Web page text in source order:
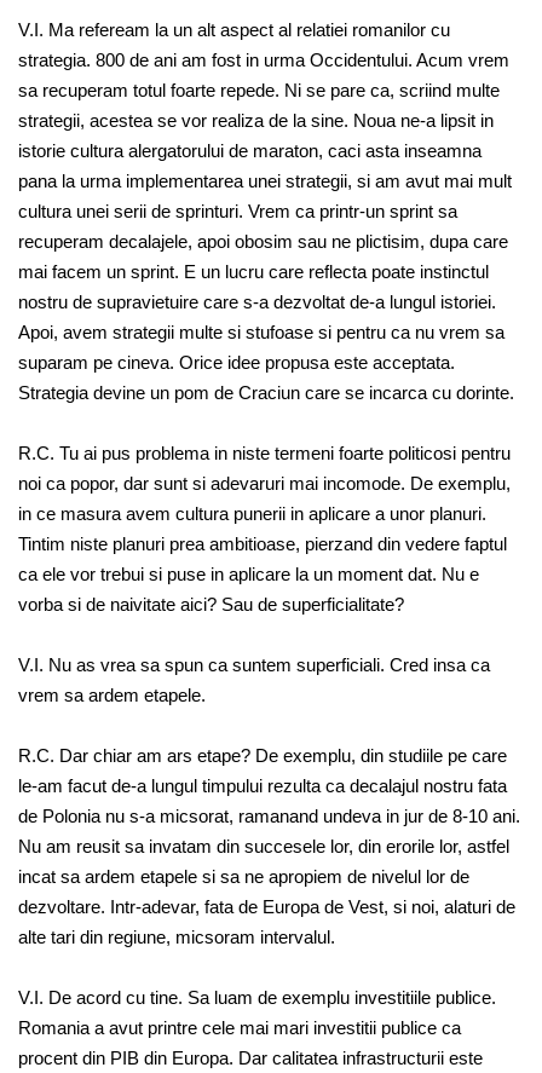
V.I. Ma refeream la un alt aspect al relatiei romanilor cu
strategia. 800 de ani am fost in urma Occidentului. Acum vrem
sa recuperam totul foarte repede. Ni se pare ca, scriind multe
strategii, acestea se vor realiza de la sine. Noua ne-a lipsit in
istorie cultura alergatorului de maraton, caci asta inseamna
pana la urma implementarea unei strategii, si am avut mai mult
cultura unei serii de sprinturi. Vrem ca printr-un sprint sa
recuperam decalajele, apoi obosim sau ne plictisim, dupa care
mai facem un sprint. E un lucru care reflecta poate instinctul
nostru de supravietuire care s-a dezvoltat de-a lungul istoriei.
Apoi, avem strategii multe si stufoase si pentru ca nu vrem sa
suparam pe cineva. Orice idee propusa este acceptata.
Strategia devine un pom de Craciun care se incarca cu dorinte.
R.C. Tu ai pus problema in niste termeni foarte politicosi pentru
noi ca popor, dar sunt si adevaruri mai incomode. De exemplu,
in ce masura avem cultura punerii in aplicare a unor planuri.
Tintim niste planuri prea ambitioase, pierzand din vedere faptul
ca ele vor trebui si puse in aplicare la un moment dat. Nu e
vorba si de naivitate aici? Sau de superficialitate?
V.I. Nu as vrea sa spun ca suntem superficiali. Cred insa ca
vrem sa ardem etapele.
R.C. Dar chiar am ars etape? De exemplu, din studiile pe care
le-am facut de-a lungul timpului rezulta ca decalajul nostru fata
de Polonia nu s-a micsorat, ramanand undeva in jur de 8-10 ani.
Nu am reusit sa invatam din succesele lor, din erorile lor, astfel
incat sa ardem etapele si sa ne apropiem de nivelul lor de
dezvoltare. Intr-adevar, fata de Europa de Vest, si noi, alaturi de
alte tari din regiune, micsoram intervalul.
V.I. De acord cu tine. Sa luam de exemplu investitiile publice.
Romania a avut printre cele mai mari investitii publice ca
procent din PIB din Europa. Dar calitatea infrastructurii este